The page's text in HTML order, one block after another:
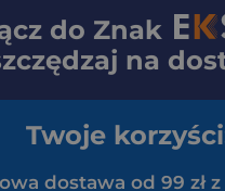
do Znak
na
Twoje
dostawa od 99 zł z